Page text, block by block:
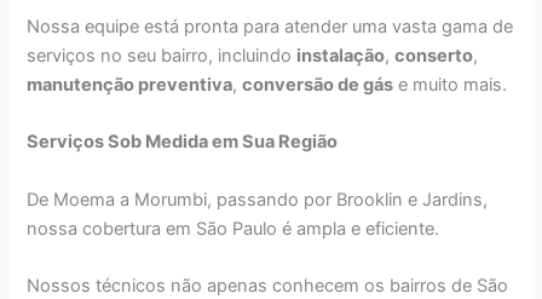
Nossa equipe está pronta para atender uma vasta gama de
serviços no seu bairro, incluindo instalação,conserto,
manutenção preventiva,conversão de gás e muito mais.
Serviços Sob Medida em Sua Região
De Moema a Morumbi, passando por Brooklin e Jardins,
nossa cobertura em São Paulo é ampla e eficiente.
Nossos técnicos não apenas conhecem os bairros de São